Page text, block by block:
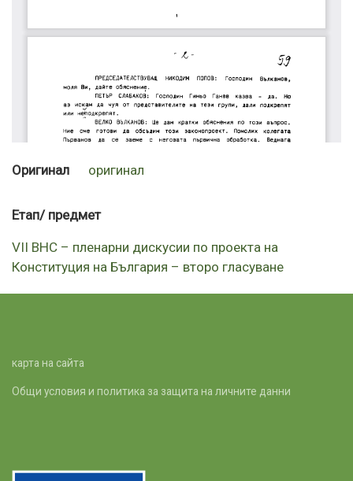
Оригинал оригинал
Етап/ предмет
VII ВНС – пленарни дискусии по проекта на
Конституция на България – второ гласуване
карта на сайта
Общи условия и политика за защита на личните данни